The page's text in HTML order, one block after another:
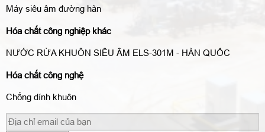
Máy siêu âm đường hàn
Hóa chất công nghiệp khác
NƯỚC RỬA KHUÔN SIÊU ÂM ELS-301M - HÀN QUỐC
Hóa chất công nghệ
Chống dính khuôn